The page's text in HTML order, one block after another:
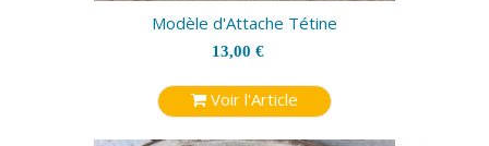
Modèle d'Attache Tétine
13,00 €
Voir l'Article